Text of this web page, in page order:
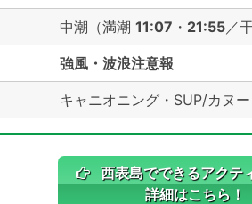
中潮（満潮 11:07 ・ 21:55 ／
強風・波浪注意報
キャニオニング・SUP/カヌー
西表島でできるアクテ
詳細はこちら！